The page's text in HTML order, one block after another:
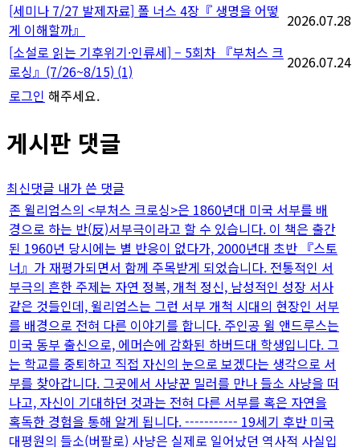
[세미나 7/27 발제자료] 폴 너스 4장『 생명을 어떻
게 이해할까』
2026.07.28
[소설로 읽는 기후위기·인류세] – 5회차 『부처스 크
로싱』(7/26~8/15) (1)
2026.07.24
로그인 해주세요.
게시판 댓글
최신댓글 내가 쓴 댓글
존 윌리엄스의 <부처스 크로싱>은 1860년대 미국 서부를 배
경으로 하는 반(反)서부극이라고 할 수 있습니다. 이 책은 출간
된 1960년 당시에는 별 반응이 없다가, 2000년대 초반 『스토
너』가 재평가되면서 함께 주목받게 되었습니다. 전통적인 서
부극의 흔한 주제는 자연 정복, 개척 정신, 남성적인 성장 서사
같은 것들인데, 윌리엄스는 그런 서부 개척 시대의 현장인 서부
를 배경으로 전혀 다른 이야기를 합니다. 주인공 윌 앤드루스는
미국 동부 출신으로, 에머슨에 감화된 하버드대 학생입니다. 그
는 학교를 중퇴하고 직접 자신의 눈으로 보겠다는 생각으로 서
부를 찾아갑니다. 그곳에서 사냥꾼 밀러를 만나 들소 사냥을 떠
나고, 자신이 기대하던 것과는 전혀 다른 서부를 혹은 자연을
혹독한 경험을 통해 알게 됩니다. ----------- 19세기 후반 미국
대평원의 들소(버팔로) 사냥은 실제로 일어났던 역사적 사실입